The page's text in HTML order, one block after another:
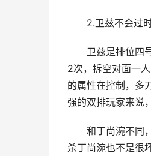
2.卫兹不会过时
卫兹是排位四号
2次，拆空对面一
的属性在控制，多
强的双排玩家来说
和丁尚涴不同，
杀丁尚涴也不是很